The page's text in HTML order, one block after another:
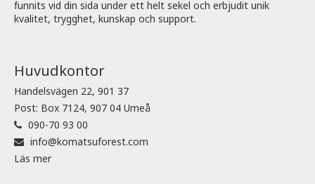
funnits vid din sida under ett helt sekel och erbjudit unik
kvalitet, trygghet, kunskap och support.
Huvudkontor
Handelsvägen 22, 901 37
Post: Box 7124, 907 04 Umeå
090-70 93 00
info@komatsuforest.com
Läs mer